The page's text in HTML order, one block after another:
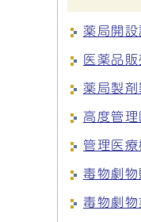
薬局開
医薬品
薬局製
高度管
管理医
毒物劇
毒物劇